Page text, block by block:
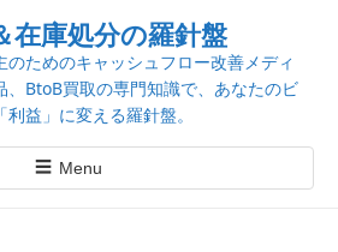
在庫処分の羅針盤
ためのキャッシュフロー改善メディ
、BtoB買取の専門知識で、あなたのビ
益」に変える羅針盤。
☰ Menu